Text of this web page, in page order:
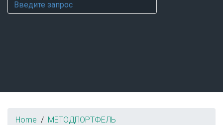
Home
МЕТОДПОРТФЕЛЬ